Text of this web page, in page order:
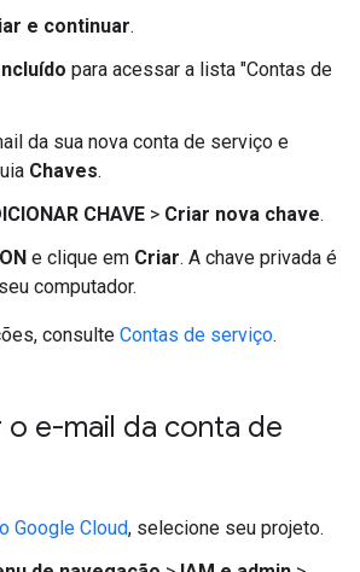
e continuar.
para acessar a lista "Contas de
da sua nova conta de serviço e
Chaves.
CHAVE > Criar nova chave.
e clique em Criar. A chave privada é
computador.
consulte Contas de serviço.
e-mail da conta de
Google Cloud, selecione seu projeto.